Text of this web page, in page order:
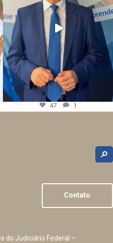
47 1
Contato
do Judiciário Federal –